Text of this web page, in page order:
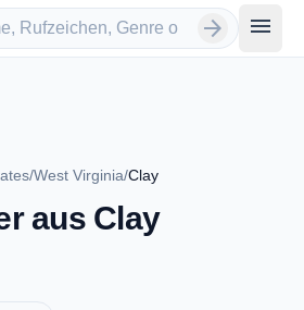
arrow_forward menu
/West Virginia/Clay
aus Clay